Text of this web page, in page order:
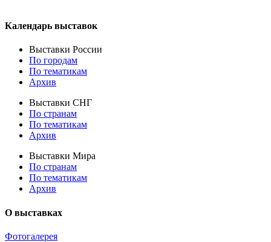
Календарь выставок
Выставки России
По городам
По тематикам
Архив
Выставки СНГ
По странам
По тематикам
Архив
Выставки Мира
По странам
По тематикам
Архив
О выставках
Фотогалерея